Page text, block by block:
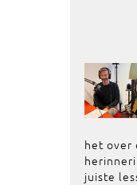
het over
juiste